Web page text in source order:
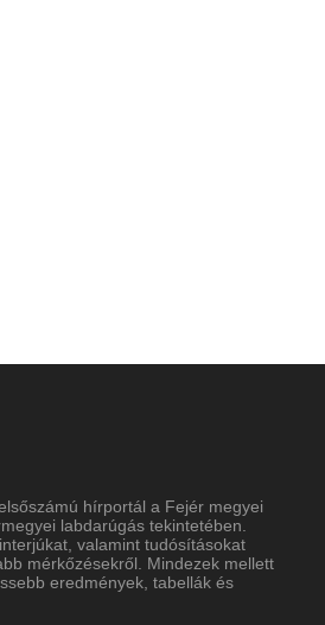
hírportál a Fejér megyei
labdarúgás tekintetében.
valamint tudósításokat
mérkőzésekről. Mindezek mellett
eredmények, tabellák és